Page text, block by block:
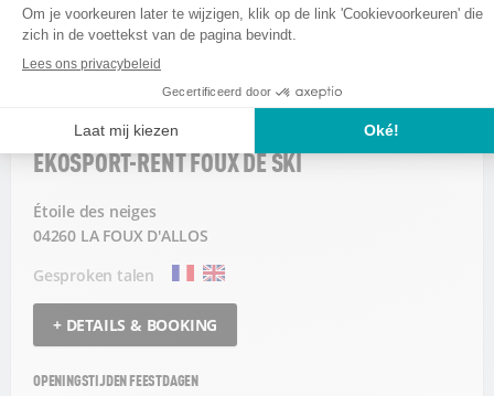
EKOSPORT-RENT FOUX DE SKI
Étoile des neiges
04260 LA FOUX D'ALLOS
Gesproken talen
+ DETAILS & BOOKING
OPENINGSTIJDEN FEESTDAGEN